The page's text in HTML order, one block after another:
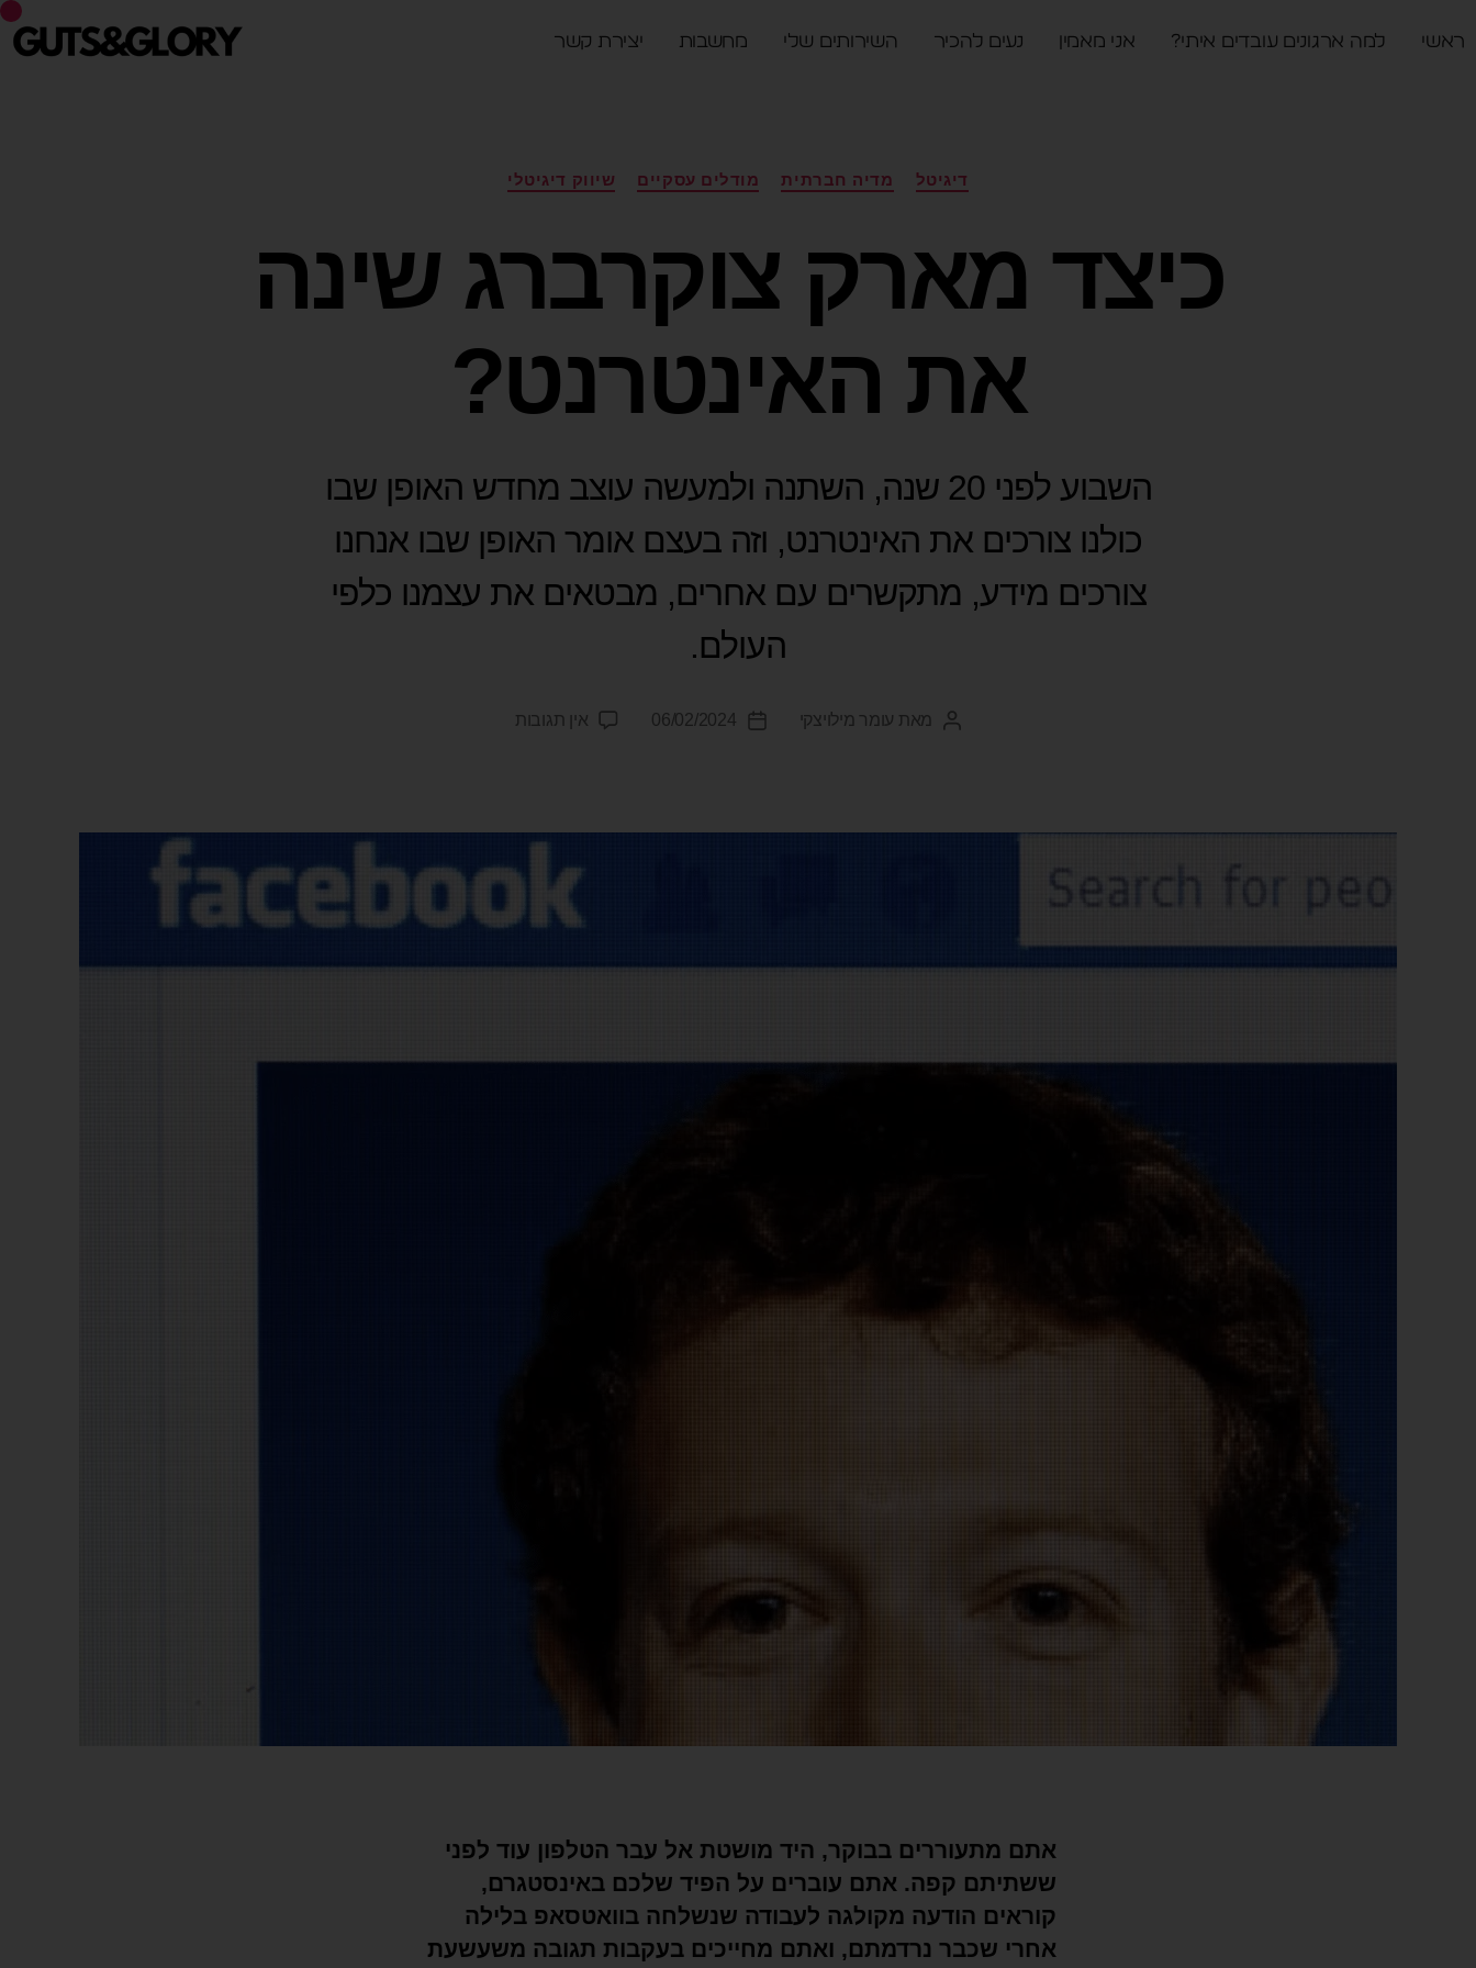
ראשי למה ארגונים עובדים איתי? אני מאמין נעים להכיר השירותים שלי מחשבות יצירת קשר
דיגיטל מדיה חברתית מודלים עסקיים שיווק דיגיטלי
כיצד מארק צוקרברג שינה
את האינטרנט?
השבוע לפני 20 שנה, השתנה ולמעשה עוצב מחדש האופן שבו
כולנו צורכים את האינטרנט, וזה בעצם אומר האופן שבו אנחנו
צורכים מידע, מתקשרים עם אחרים, מבטאים את עצמנו כלפי
העולם.
מאת עומר מילויצקי 06/02/2024 אין תגובות
אתם מתעוררים בבוקר, היד מושטת אל עבר הטלפון עוד לפני
ששתיתם קפה. אתם עוברים על הפיד שלכם באינסטגרם,
קוראים הודעה מקולגה לעבודה שנשלחה בוואטסאפ בלילה
אחרי שכבר נרדמתם, ואתם מחייכים בעקבות תגובה משעשעת